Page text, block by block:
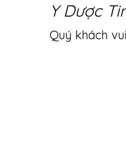
Y Dược
Quý khách